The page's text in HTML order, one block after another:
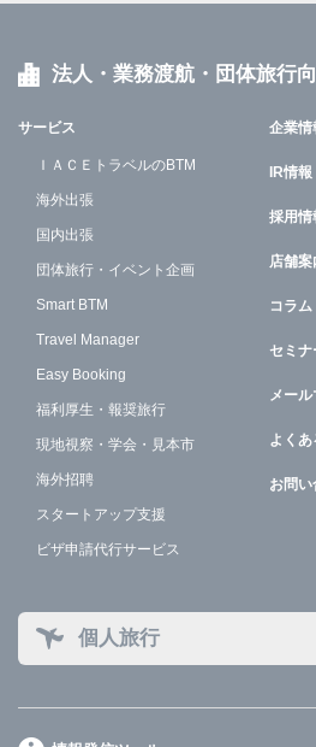
法人・業務渡航・団体旅行
サービス
ＩＡＣＥトラベルのBTM
海外出張
国内出張
団体旅行・イベント企画
Smart BTM
Travel Manager
Easy Booking
福利厚生・報奨旅行
現地視察・学会・見本市
海外招聘
スタートアップ支援
ビザ申請代行サービス
企業情
IR情報
採用情
店舗案
コラム
セミナ
メー
よくあ
お問
個人旅行